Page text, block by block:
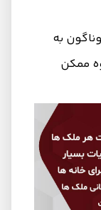
به
ممکن